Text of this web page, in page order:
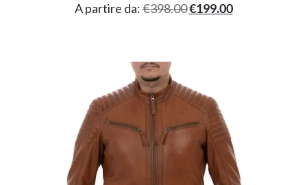
A partire da:€398.00€199.00